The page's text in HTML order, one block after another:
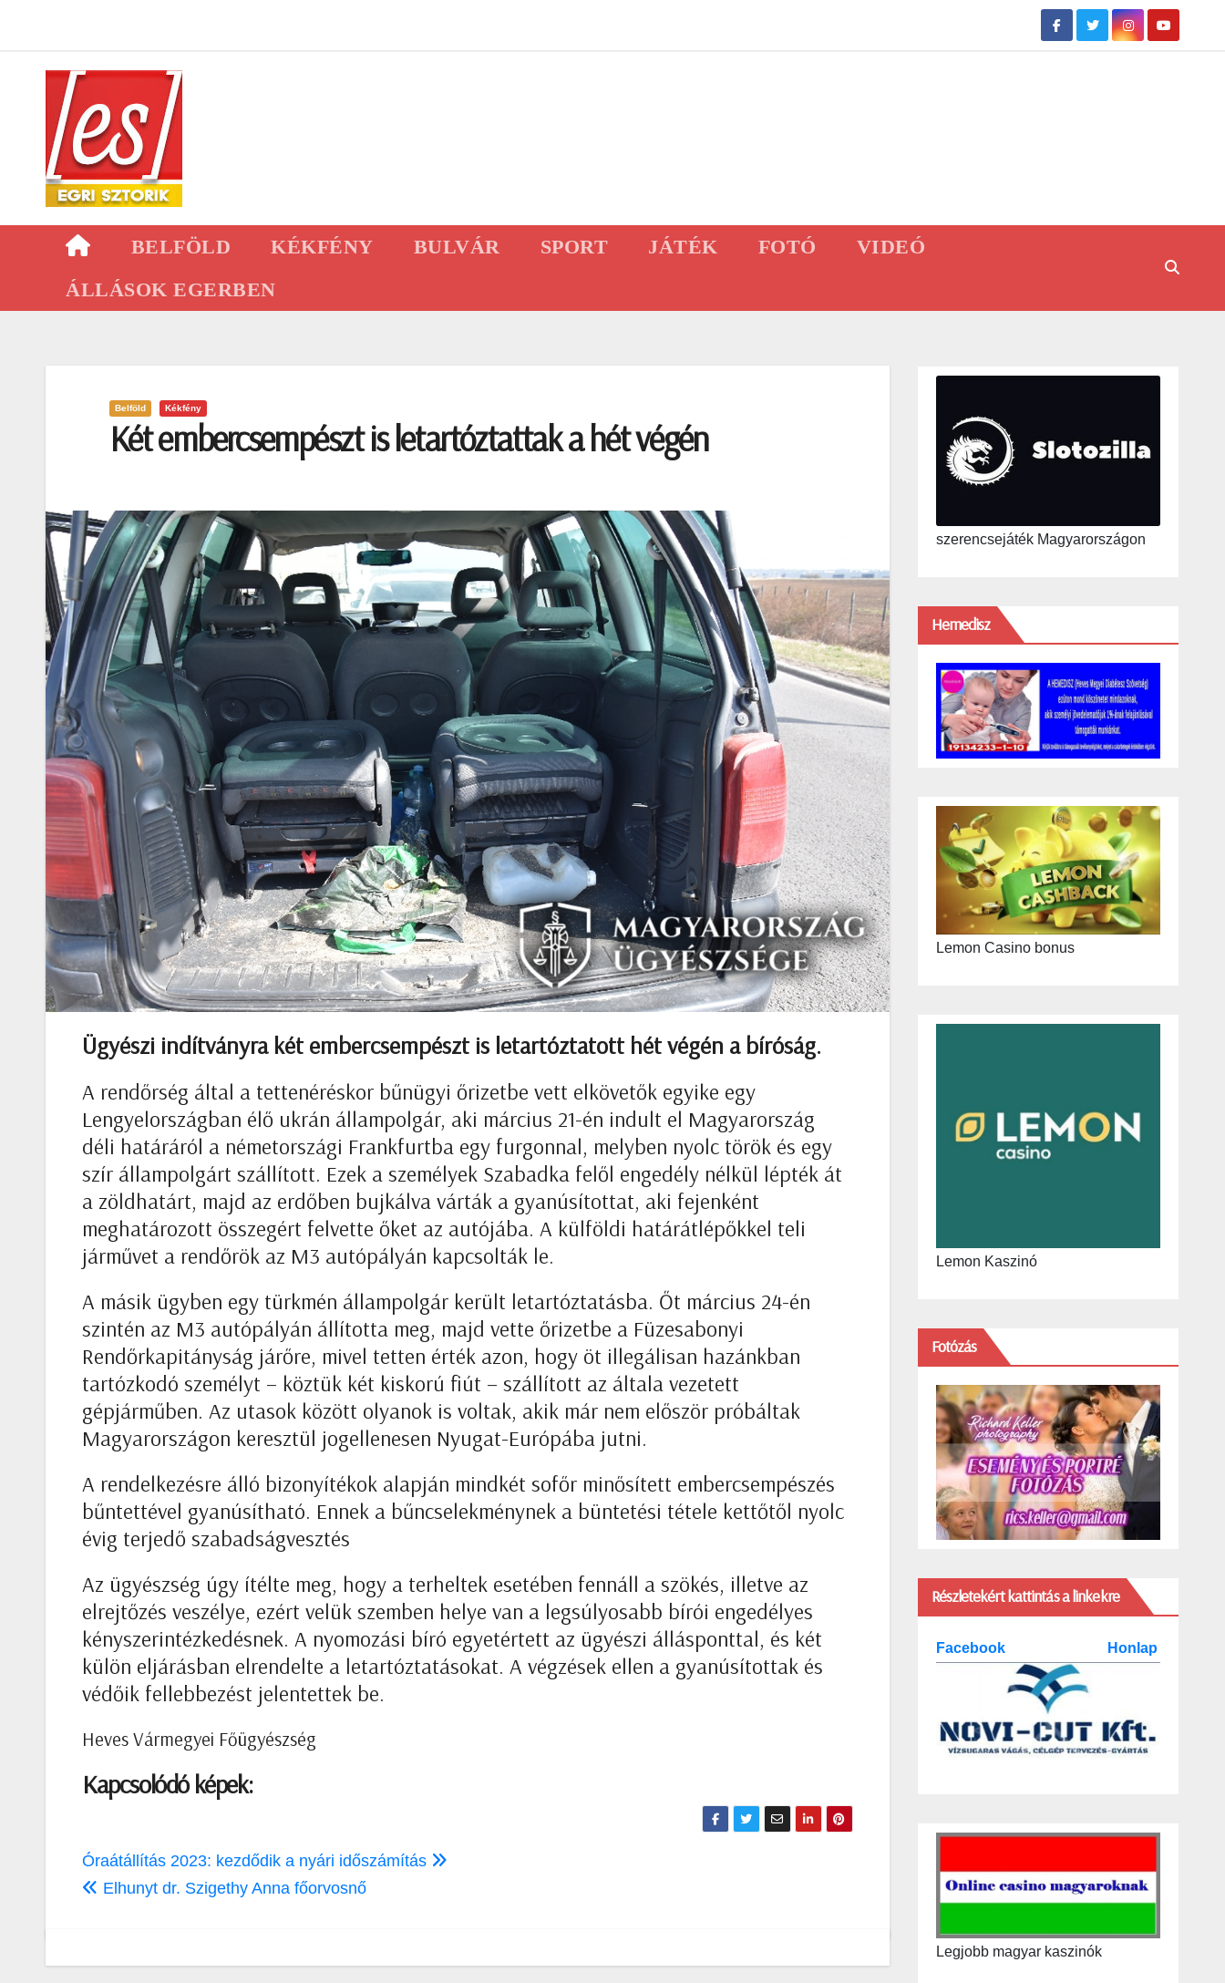
content
BELFÖLD KÉKFÉNY BULVÁR SPORT JÁTÉK FOTÓ
VIDEÓ
ÁLLÁSOK EGERBEN
Belföld Kékfény
Két embercsempészt is letartóztattak a hét végén
Ügyészi indítványra két embercsempészt is letartóztatott hét végén a bíróság.
A rendőrség által a tettenéréskor bűnügyi őrizetbe vett elkövetők egyike egy
Lengyelországban élő ukrán állampolgár, aki március 21-én indult el Magyarország
déli határáról a németországi Frankfurtba egy furgonnal, melyben nyolc török és egy
szír állampolgárt szállított. Ezek a személyek Szabadka felől engedély nélkül lépték át
a zöldhatárt, majd az erdőben bujkálva várták a gyanúsítottat, aki fejenként
meghatározott összegért felvette őket az autójába. A külföldi határátlépőkkel teli
járművet a rendőrök az M3 autópályán kapcsolták le.
A másik ügyben egy türkmén állampolgár került letartóztatásba. Őt március 24-én
szintén az M3 autópályán állította meg, majd vette őrizetbe a Füzesabonyi
Rendőrkapitányság járőre, mivel tetten érték azon, hogy öt illegálisan hazánkban
tartózkodó személyt – köztük két kiskorú fiút – szállított az általa vezetett
gépjárműben. Az utasok között olyanok is voltak, akik már nem először próbáltak
Magyarországon keresztül jogellenesen Nyugat-Európába jutni.
A rendelkezésre álló bizonyítékok alapján mindkét sofőr minősített embercsempészés
bűntettével gyanúsítható. Ennek a bűncselekménynek a büntetési tétele kettőtől nyolc
évig terjedő szabadságvesztés
Az ügyészség úgy ítélte meg, hogy a terheltek esetében fennáll a szökés, illetve az
elrejtőzés veszélye, ezért velük szemben helye van a legsúlyosabb bírói engedélyes
kényszerintézkedésnek. A nyomozási bíró egyetértett az ügyészi állásponttal, és két
külön eljárásban elrendelte a letartóztatásokat. A végzések ellen a gyanúsítottak és
védőik fellebbezést jelentettek be.
Heves Vármegyei Főügyészség
Kapcsolódó képek:
Bejegyzés
navigáció
Óraátállítás 2023: kezdődik a nyári időszámítás
Elhunyt dr. Szigethy Anna főorvosnő
szerencsejáték Magyarországon
Hemedisz
Lemon Casino bonus
Lemon Kaszinó
Fotózás
Részletekért kattintás a linkekre
Facebook Honlap
Legjobb magyar kaszinók